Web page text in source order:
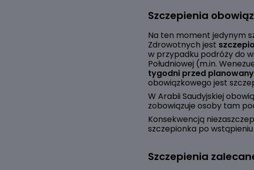
Szczepienia
Na ten moment jedynym
Zdrowotnych jest
w przypadku podróży do
Południowej (m.in.
tygodni przed
obowiązkowego jest
W Arabii Saudyjskiej
zobowiązuje osoby tam
Konsekwencją
szczepionka po
Szczepienia